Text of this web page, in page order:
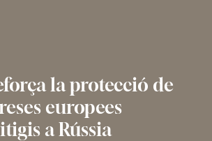
la protecció de
europees
a Rússia